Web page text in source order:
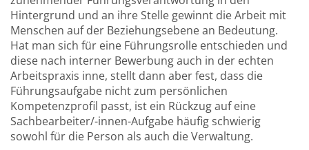
Hintergrund und an ihre Stelle gewinnt die Arbeit mit
Menschen auf der Beziehungsebene an Bedeutung.
Hat man sich für eine Führungsrolle entschieden und
diese nach interner Bewerbung auch in der echten
Arbeitspraxis inne, stellt dann aber fest, dass die
Führungsaufgabe nicht zum persönlichen
Kompetenzprofil passt, ist ein Rückzug auf eine
Sachbearbeiter/-innen-Aufgabe häufig schwierig
sowohl für die Person als auch die Verwaltung.